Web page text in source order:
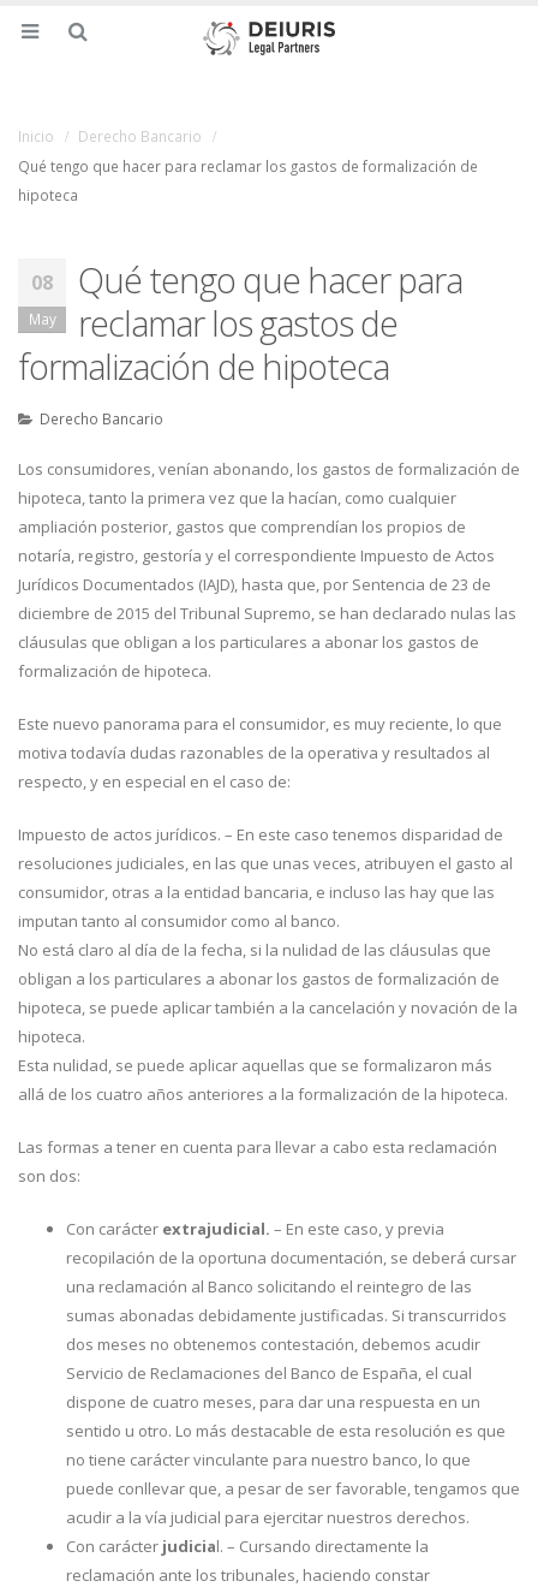
Inicio
Derecho Bancario
Qué tengo que hacer para reclamar los gastos de formalización de
hipoteca
08
May
Qué tengo que hacer para
reclamar los gastos de
formalización de hipoteca
Derecho Bancario
Los consumidores, venían abonando, los gastos de formalización de
hipoteca, tanto la primera vez que la hacían, como cualquier
ampliación posterior, gastos que comprendían los propios de
notaría, registro, gestoría y el correspondiente Impuesto de Actos
Jurídicos Documentados (IAJD), hasta que, por Sentencia de 23 de
diciembre de 2015 del Tribunal Supremo, se han declarado nulas las
cláusulas que obligan a los particulares a abonar los gastos de
formalización de hipoteca.
Este nuevo panorama para el consumidor, es muy reciente, lo que
motiva todavía dudas razonables de la operativa y resultados al
respecto, y en especial en el caso de:
Impuesto de actos jurídicos. – En este caso tenemos disparidad de
resoluciones judiciales, en las que unas veces, atribuyen el gasto al
consumidor, otras a la entidad bancaria, e incluso las hay que las
imputan tanto al consumidor como al banco.
No está claro al día de la fecha, si la nulidad de las cláusulas que
obligan a los particulares a abonar los gastos de formalización de
hipoteca, se puede aplicar también a la cancelación y novación de la
hipoteca.
Esta nulidad, se puede aplicar aquellas que se formalizaron más
allá de los cuatro años anteriores a la formalización de la hipoteca.
Las formas a tener en cuenta para llevar a cabo esta reclamación
son dos:
Con carácter extrajudicial. – En este caso, y previa
recopilación de la oportuna documentación, se deberá cursar
una reclamación al Banco solicitando el reintegro de las
sumas abonadas debidamente justificadas. Si transcurridos
dos meses no obtenemos contestación, debemos acudir
Servicio de Reclamaciones del Banco de España, el cual
dispone de cuatro meses, para dar una respuesta en un
sentido u otro. Lo más destacable de esta resolución es que
no tiene carácter vinculante para nuestro banco, lo que
puede conllevar que, a pesar de ser favorable, tengamos que
acudir a la vía judicial para ejercitar nuestros derechos.
Con carácter judicial. – Cursando directamente la
reclamación ante los tribunales, haciendo constar